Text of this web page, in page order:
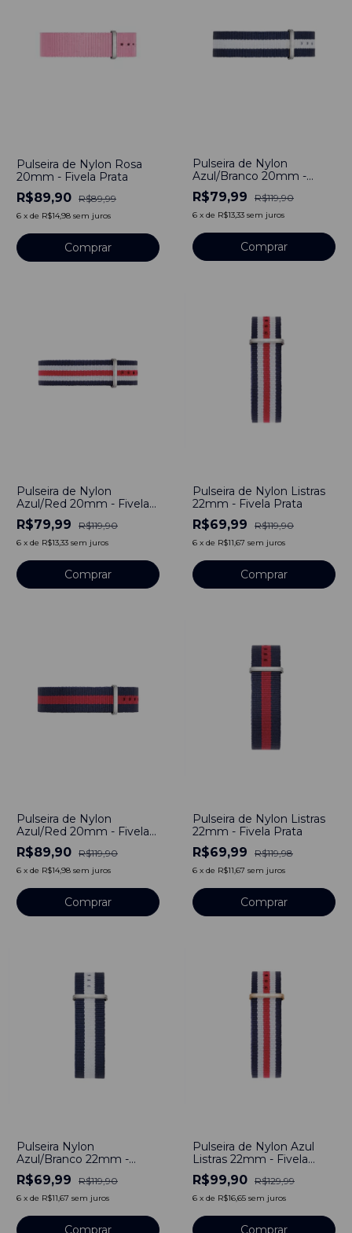
Pulseira de Nylon Rosa
20mm - Fivela Prata
R$89,90 R$89,99
6 x de R$14,98 sem juros
Comprar
Pulseira de Nylon
Azul/Branco 20mm -
Fivela Prata
R$79,99 R$119,90
6 x de R$13,33 sem juros
Comprar
Pulseira de Nylon
Azul/Red 20mm - Fivela
Prata
R$79,99 R$119,90
6 x de R$13,33 sem juros
Comprar
Pulseira de Nylon Listras
22mm - Fivela Prata
R$69,99 R$119,90
6 x de R$11,67 sem juros
Comprar
Pulseira de Nylon
Azul/Red 20mm - Fivela
Prata
R$89,90 R$119,90
6 x de R$14,98 sem juros
Comprar
Pulseira de Nylon Listras
22mm - Fivela Prata
R$69,99 R$119,98
6 x de R$11,67 sem juros
Comprar
Pulseira Nylon
Azul/Branco 22mm -
Fivela Prata
R$69,99 R$119,90
6 x de R$11,67 sem juros
Comprar
Pulseira de Nylon Azul
Listras 22mm - Fivela
Dourado
R$99,90 R$129,99
6 x de R$16,65 sem juros
Comprar